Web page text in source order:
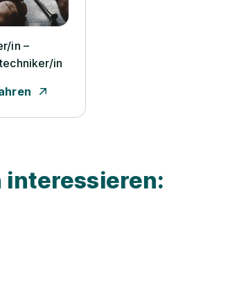
­in –
­in
interessieren: